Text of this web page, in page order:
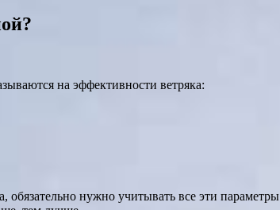
на эффективности ветряка:
обязательно нужно учитывать все эти